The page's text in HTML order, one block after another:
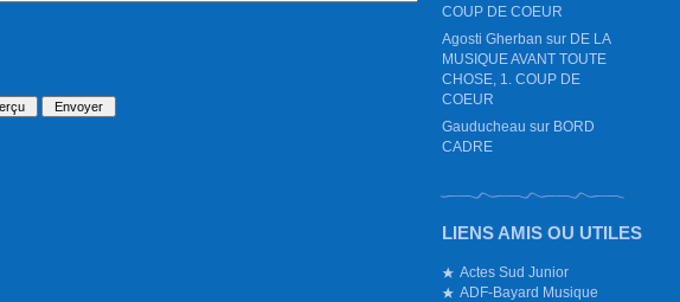
COUP DE COEUR
Agosti Gherban sur DE LA
MUSIQUE AVANT TOUTE
CHOSE, 1. COUP DE
COEUR
Gauducheau sur BORD
CADRE
LIENS AMIS OU UTILES
Actes Sud Junior
ADF-Bayard Musique